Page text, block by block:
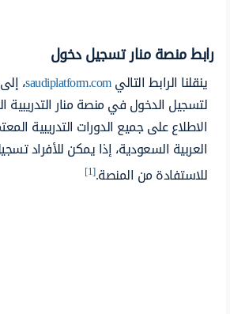
رابط منصة منار تسجيل دخول
ينقلنا الرابط التاليsaudiplatform.com،
لتسجيل الدخول في منصة منار التدريبية
الاطلاع على جميع الدورات التدريبية
العربية السعودية، إذا يمكن للأفراد
للاستفادة من المنصة.[1]